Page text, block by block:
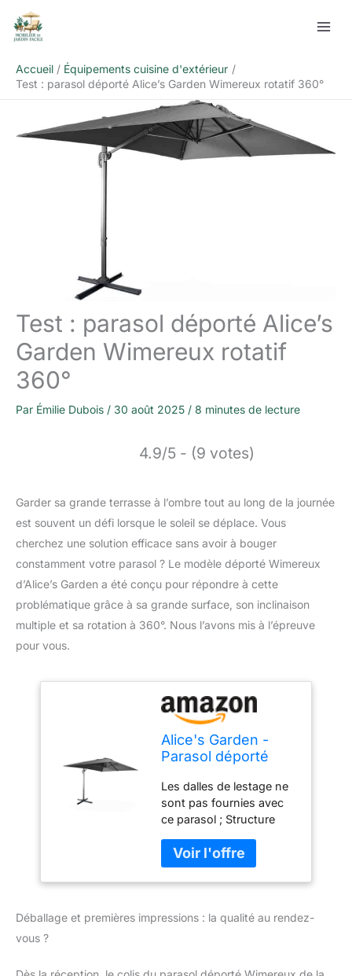
Accueil
Équipements cuisine d'extérieur
Test : parasol déporté Alice’s Garden Wimereux rotatif 360°
Test : parasol déporté Alice’s
Garden Wimereux rotatif
360°
Par Émilie Dubois / 30 août 2025 / 8 minutes de lecture
4.9/5 - (9 votes)
Garder sa grande terrasse à l’ombre tout au long de la journée
est souvent un défi lorsque le soleil se déplace. Vous
cherchez une solution efficace sans avoir à bouger
constamment votre parasol ? Le modèle déporté Wimereux
d’Alice’s Garden a été conçu pour répondre à cette
problématique grâce à sa grande surface, son inclinaison
multiple et sa rotation à 360°. Nous l’avons mis à l’épreuve
pour vous.
Alice's Garden -
Parasol déporté
m - Wimereux -
Gris - Parasol
excentré inclinable
dans 5 positions.
rotatif à 360°.
Les dalles de lestage ne
sont pas fournies avec
ce parasol ; Structure
peinture anthracite. Mât
ovalisé, afin d'optimiser
le coulissement de la
déperlante et très dense
Déballage et premières impressions : la qualité au rendez-
vous ?
Rechercher